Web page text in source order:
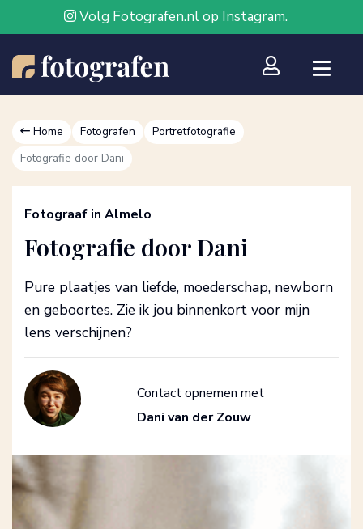
Volg Fotografen.nl op Instagram.
Home Fotografen
Portretfotografie
Fotografie door Dani
Fotograaf in Almelo
Fotografie door Dani
Pure plaatjes van liefde, moederschap, newborn
en geboortes. Zie ik jou binnenkort voor mijn
lens verschijnen?
Contact opnemen met
Dani van der Zouw